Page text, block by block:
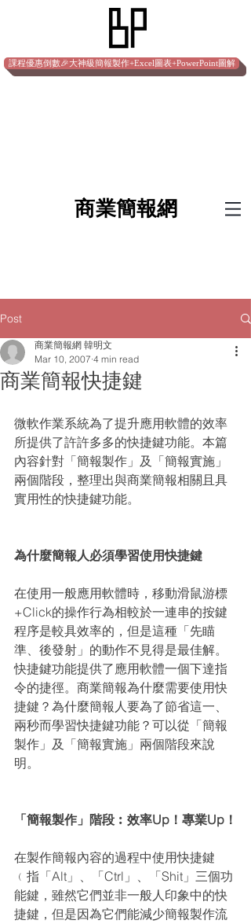
課程優惠倒數🎉大神級簡報製作+Excel圖表+PowerPoint圖解
​商業簡報網
Post
商業簡報快捷鍵
商業簡報網 韓明文
Mar 10, 2007 4 min read
微軟作業系統為了提升應用軟體的效率
所提供了許許多多的快捷鍵功能。本篇
內容針對「簡報製作」及「簡報實施」
兩個階段，整理出與商業簡報相關且具
實用性的快捷鍵功能。
為什麼簡報人必須學習使用快捷鍵
在使用一般應用軟體時，移動滑鼠游標
+Click的操作行為相較於一連串的按鍵
程序是較具效率的，但是這種「先瞄
準、後發射」的動作不見得是最佳解。
快捷鍵功能提供了應用軟體一個下達指
令的捷徑。商業簡報為什麼需要使用快
捷鍵？為什麼簡報人要為了節省這一、
兩秒而學習快捷鍵功能？可以從「簡報
製作」及「簡報實施」兩個階段來說
明。
「簡報製作」階段︰效率Up！專業Up！
在製作簡報內容的過程中使用快捷鍵
﹙指「Alt」、「Ctrl」、「Shit」三個功
能鍵，雖然它們並非一般人印象中的快
捷鍵，但是因為它們能減少簡報製作流